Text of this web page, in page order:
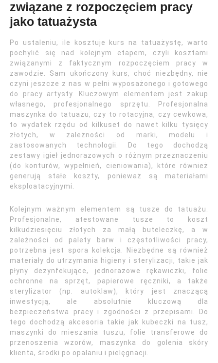
związane z rozpoczęciem pracy
jako tatuażysta
Po ustaleniu, ile kosztuje kurs na tatuażystę, warto
pochylić się nad kolejnym etapem, czyli kosztami
związanymi z faktycznym rozpoczęciem pracy w
zawodzie. Sam ukończony kurs, choć niezbędny, nie
czyni jeszcze z nas w pełni wyposażonego i gotowego
do pracy artysty. Kluczowym elementem jest zakup
własnego, profesjonalnego sprzętu. Profesjonalna
maszynka do tatuażu, czy to rotacyjna, czy cewkowa,
to wydatek rzędu od kilkuset do nawet kilku tysięcy
złotych, w zależności od marki, modelu i
zastosowanych technologii. Do tego dochodzą
zestawy igieł jednorazowych o różnym przeznaczeniu
(do konturów, wypełnień, cieniowania), które również
generują stałe koszty, ponieważ są materiałami
eksploatacyjnymi.
Kolejnym ważnym elementem są tusze do tatuażu.
Profesjonalne, atestowane tusze to koszt
kilkudziesięciu złotych za małą buteleczkę, a w
zależności od palety barw i częstotliwości pracy,
potrzebna jest spora kolekcja. Niezbędne są również
materiały do utrzymania higieny i sterylizacji, takie jak
płyny dezynfekujące, jednorazowe rękawiczki, folie
ochronne na sprzęt, papierowe ręczniki, a także
sterylizator (np. autoklaw), który jest znaczącą
inwestycją, ale absolutnie kluczową dla
bezpieczeństwa pracy i zgodności z przepisami. Do
tego dochodzą akcesoria takie jak kubeczki na tusz,
maszynki do mieszania tuszu, folie transferowe do
przenoszenia wzorów, maszynka do golenia skóry
klienta, środki po opalaniu i pielęgnacji.